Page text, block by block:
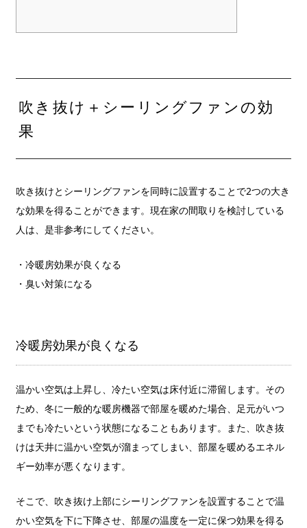
吹き抜け＋シーリングファンの効
果
吹き抜けとシーリングファンを同時に設置することで2つの大き
な効果を得ることができます。現在家の間取りを検討している
人は、是非参考にしてください。
・冷暖房効果が良くなる
・臭い対策になる
冷暖房効果が良くなる
温かい空気は上昇し、冷たい空気は床付近に滞留します。その
ため、冬に一般的な暖房機器で部屋を暖めた場合、足元がいつ
までも冷たいという状態になることもあります。また、吹き抜
けは天井に温かい空気が溜まってしまい、部屋を暖めるエネル
ギー効率が悪くなります。
そこで、吹き抜け上部にシーリングファンを設置することで温
かい空気を下に下降させ、部屋の温度を一定に保つ効果を得る